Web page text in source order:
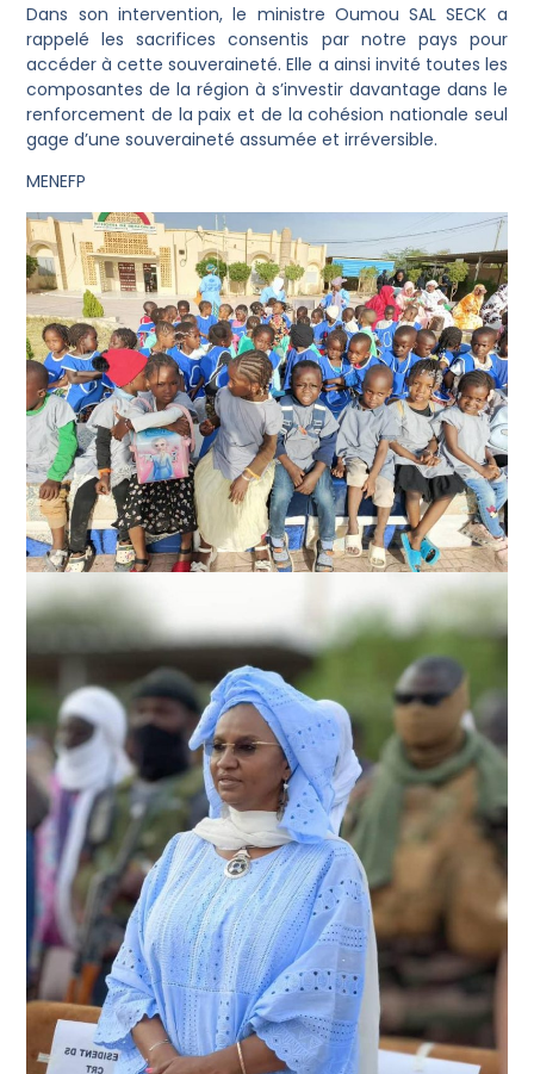
Dans son intervention, le ministre Oumou SAL SECK a
rappelé les sacrifices consentis par notre pays pour
accéder à cette souveraineté. Elle a ainsi invité toutes les
composantes de la région à s’investir davantage dans le
renforcement de la paix et de la cohésion nationale seul
gage d’une souveraineté assumée et irréversible.
MENEFP